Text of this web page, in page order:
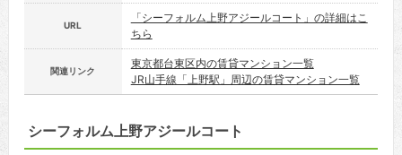
URL
「シーフォルム上野アジールコート」の詳細はこ
ちら
関連リンク
東京都台東区内の賃貸マンション一覧
JR山手線「上野駅」周辺の賃貸マンション一覧
シーフォルム上野アジールコート